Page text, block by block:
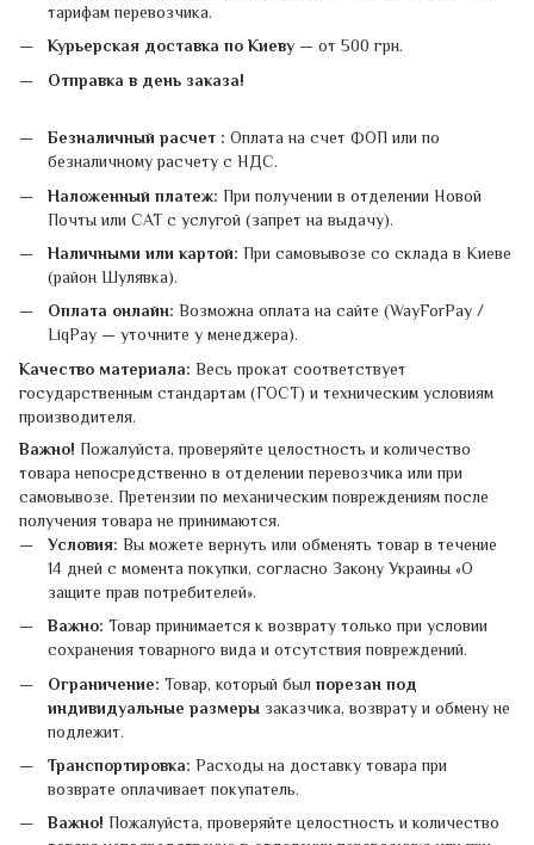
тарифам перевозчика.
Курьерская доставка по Киеву — от 500 грн.
Отправка в день заказа!
Безналичный расчет : Оплата на счет ФОП или по
безналичному расчету с НДС.
Наложенный платеж: При получении в отделении Новой
Почты или САТ с услугой (запрет на выдачу).
Наличными или картой: При самовывозе со склада в Киеве
(район Шулявка).
Оплата онлайн: Возможна оплата на сайте (WayForPay /
LiqPay — уточните у менеджера).
Качество материала: Весь прокат соответствует
государственным стандартам (ГОСТ) и техническим условиям
производителя.
Важно! Пожалуйста, проверяйте целостность и количество
товара непосредственно в отделении перевозчика или при
самовывозе. Претензии по механическим повреждениям после
получения товара не принимаются.
Условия: Вы можете вернуть или обменять товар в течение
14 дней с момента покупки, согласно Закону Украины «О
защите прав потребителей».
Важно: Товар принимается к возврату только при условии
сохранения товарного вида и отсутствия повреждений.
Ограничение: Товар, который был порезан под
индивидуальные размеры заказчика, возврату и обмену не
подлежит.
Транспортировка: Расходы на доставку товара при
возврате оплачивает покупатель.
Важно! Пожалуйста, проверяйте целостность и количество